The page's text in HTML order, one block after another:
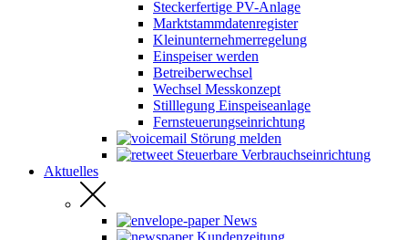
Steckerfertige PV-Anlage
Marktstammdatenregister
Kleinunternehmerregelung
Einspeiser werden
Betreiberwechsel
Wechsel Messkonzept
Stilllegung Einspeiseanlage
Fernsteuerungseinrichtung
Störung melden
Steuerbare Verbrauchseinrichtung
Aktuelles
News
Kundenzeitung